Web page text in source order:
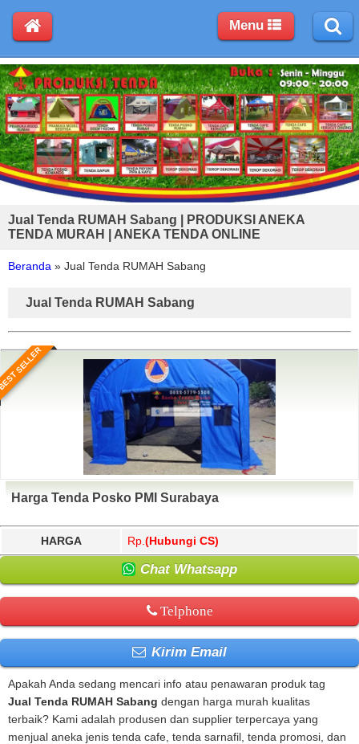
Jual Tenda RUMAH Sabang | PRODUKSI ANEKA
TENDA MURAH | ANEKA TENDA ONLINE
Beranda » Jual Tenda RUMAH Sabang
Jual Tenda RUMAH Sabang
SELLER
Harga Tenda Posko PMI Surabaya
HARGA Rp. (Hubungi CS)
Chat Whatsapp
Telphone
Kirim Email
Apakah Anda sedang mencari info atau penawaran produk tag
Jual Tenda RUMAH Sabang dengan harga murah kualitas
terbaik? Kami adalah produsen dan supplier terpercaya yang
menjual aneka jenis tenda cafe, tenda sarnafil, tenda promosi, dan
Menu